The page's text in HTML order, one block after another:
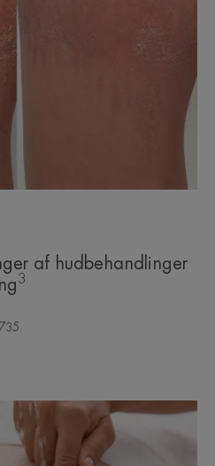
af hudbehandlinger
3